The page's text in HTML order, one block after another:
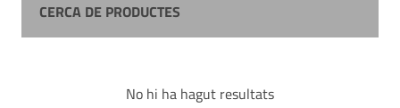
CERCA DE PRODUCTES
No hi ha hagut resultats